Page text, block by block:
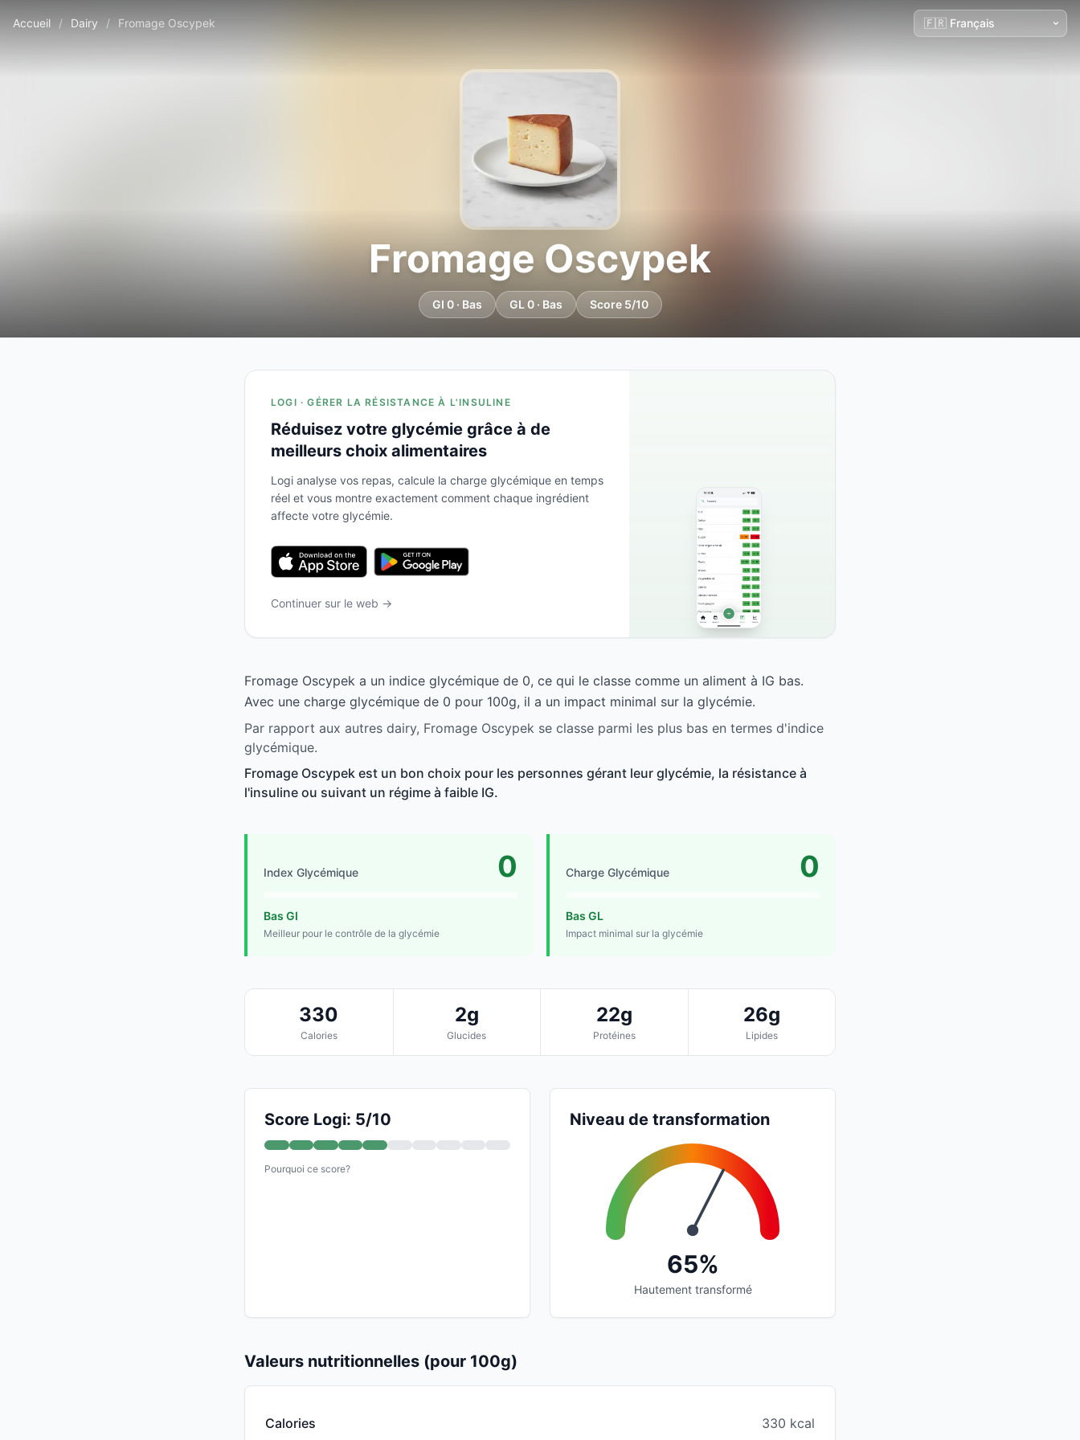
Accueil / Dairy / Fromage Oscypek
Fromage Oscypek
GI 0 · Bas GL 0 · Bas Score 5/10
LOGI · GÉRER LA RÉSISTANCE À L'INSULINE
Réduisez votre glycémie grâce à de
meilleurs choix alimentaires
Logi analyse vos repas, calcule la charge glycémique en temps
réel et vous montre exactement comment chaque ingrédient
affecte votre glycémie.
Continuer sur le web →
Fromage Oscypek a un indice glycémique de 0, ce qui le classe comme un aliment à IG bas.
Avec une charge glycémique de 0 pour 100g, il a un impact minimal sur la glycémie.
Par rapport aux autres dairy, Fromage Oscypek se classe parmi les plus bas en termes d'indice
glycémique.
Fromage Oscypek est un bon choix pour les personnes gérant leur glycémie, la résistance à
l'insuline ou suivant un régime à faible IG.
Index Glycémique 0
Bas GI
Meilleur pour le contrôle de la glycémie
Charge Glycémique 0
Bas GL
Impact minimal sur la glycémie
330
Calories
2g
Glucides
22g
Protéines
26g
Lipides
Score Logi: 5/10
Pourquoi ce score?
Niveau de transformation
65%
Hautement transformé
Valeurs nutritionnelles (pour 100g)
Calories 330 kcal